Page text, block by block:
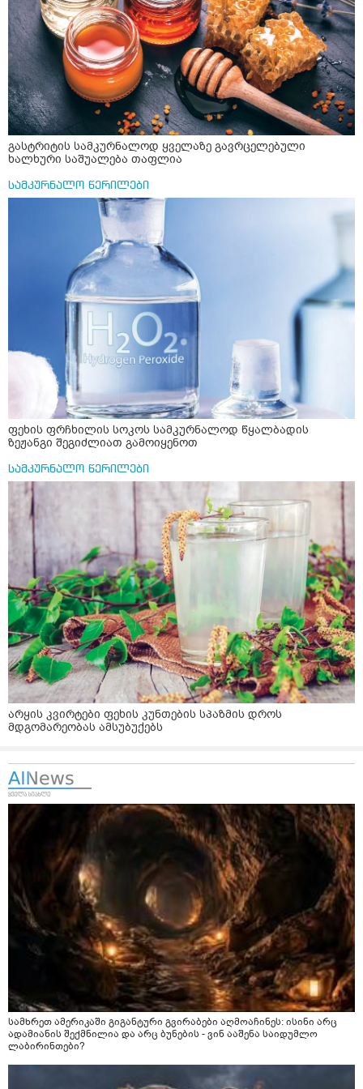
რომ ჩხუბობს ცუდად ვხდები შიშები მეწყება ეგრევე (
ასევე მაქვს დანგრეული ოჯახი 7 თვეა 5წლიანი
ქორწინება დასრულებული იყო ღალატი პატიებები
მანიპულაციები რომ თავს მოიკლავდა თუ წამოვიდოდი
მისგან ეს ტოქსიკური ურთიერთობა დავასრულე ეხლა
ისებ ასე ვარ თავბრუხვევებით და როგორ მოვიქცეე
არვიცი ბოდიში ცოყა არულად მიწერია
გასტრიტის სამკურნალოდ ყველაზე გავრცელებული
ხალხური საშუალება თაფლია
სამკურნალო წერილები
ფეხის ფრჩხილის სოკოს სამკურნალოდ წყალბადის
ზეჟანგი შეგიძლიათ გამოიყენოთ
სამკურნალო წერილები
არყის კვირტები ფეხის კუნთების სპაზმის დროს
მდგომარეობას ამსუბუქებს
სამხრეთ ამერიკაში გიგანტური გვირაბები აღმოაჩინეს: ისინი არც
ადამიანის შექმნილია და არც ბუნების - ვინ ააშენა საიდუმლო
ლაბირინთები?